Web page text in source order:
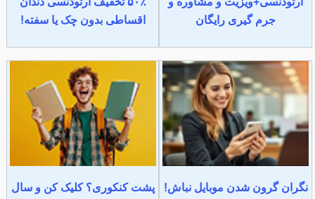
جرم گیری رایگان
اقساطی بدون چک یا سفته!
نگران گرون شدن موبایل نباش!
پشت کنکوری؟ کلیک کن و سال